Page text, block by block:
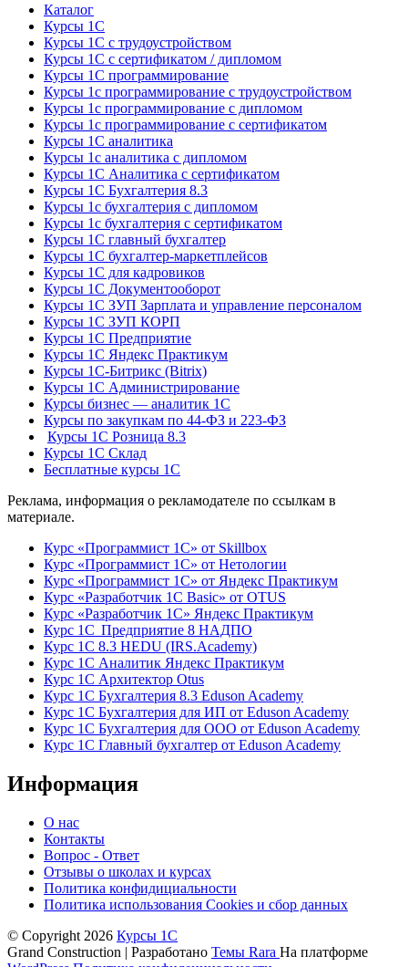
Каталог
Курсы 1С
Курсы 1С с трудоустройством
Курсы 1С с сертификатом / дипломом
Курсы 1С программирование
Курсы 1с программирование с трудоустройством
Курсы 1с программирование с дипломом
Курсы 1с программирование с сертификатом
Курсы 1С аналитика
Курсы 1с аналитика с дипломом
Курсы 1С Аналитика с сертификатом
Курсы 1С Бухгалтерия 8.3
Курсы 1с бухгалтерия с дипломом
Курсы 1с бухгалтерия с сертификатом
Курсы 1С главный бухгалтер
Курсы 1С бухгалтер-маркетплейсов
Курсы 1С для кадровиков
Курсы 1С Документооборот
Курсы 1С ЗУП Зарплата и управление персоналом
Курсы 1С ЗУП КОРП
Курсы 1С Предприятие
Курсы 1С Яндекс Практикум
Курсы 1С-Битрикс (Bitrix)
Курсы 1С Администрирование
Курсы бизнес — аналитик 1С
Курсы по закупкам по 44‑ФЗ и 223‑ФЗ
Курсы 1С Розница 8.3
Курсы 1С Склад
Бесплатные курсы 1С
Реклама, информация о рекламодателе по ссылкам в
материале.
Курс «Программист 1С» от Skillbox
Курс «Программист 1С» от Нетологии
Курс «Программист 1С» от Яндекс Практикум
Курс «Разработчик 1С Basic» от OTUS
Курс «Разработчик 1С» Яндекс Практикум
Курс 1С Предприятие 8 НАДПО
Курс 1С 8.3 HEDU (IRS.Academy)
Курс 1С Аналитик Яндекс Практикум
Курс 1С Архитектор Otus
Курс 1С Бухгалтерия 8.3 Eduson Academy
Курс 1С Бухгалтерия для ИП от Eduson Academy
Курс 1С Бухгалтерия для ООО от Eduson Academy
Курс 1С Главный бухгалтер от Eduson Academy
Информация
О нас
Контакты
Вопрос - Ответ
Отзывы о школах и курсах
Политика конфидициальности
Политика использования Cookies и сбор данных
© Copyright 2026 Курсы 1С
Grand Construction | Разработано Темы Rara На платформе